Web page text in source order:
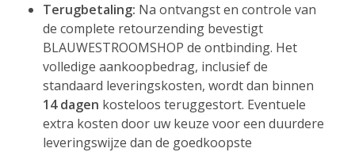
Terugbetaling: Na ontvangst en controle van
de complete retourzending bevestigt
BLAUWESTROOMSHOP de ontbinding. Het
volledige aankoopbedrag, inclusief de
standaard leveringskosten, wordt dan binnen
14 dagen kosteloos teruggestort. Eventuele
extra kosten door uw keuze voor een duurdere
leveringswijze dan de goedkoopste